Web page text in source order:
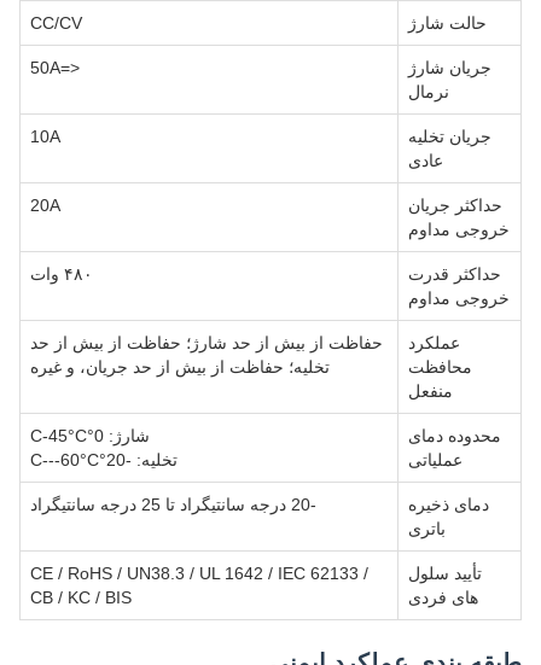
حالت شارژ CC/CV
جریان شارژ
نرمال
<=50A
جریان تخلیه
عادی
10A
حداکثر جریان
خروجی مداوم
20A
حداکثر قدرت
خروجی مداوم
۴۸۰ وات
عملکرد
محافظت
منفعل
حفاظت از بیش از حد شارژ؛ حفاظت از بیش از حد
تخلیه؛ حفاظت از بیش از حد جریان، و غیره
محدوده دمای
عملیاتی
شارژ: 0°C-45°C
تخلیه: -20°C---60°C
دمای ذخیره
باتری
-20 درجه سانتیگراد تا 25 درجه سانتیگراد
تأیید سلول
های فردی
CE / RoHS / UN38.3 / UL 1642 / IEC 62133 /
CB / KC / BIS